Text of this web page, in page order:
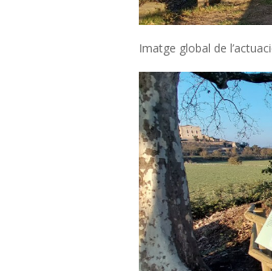
I
B
A
S
S
A
D
Imatge global de